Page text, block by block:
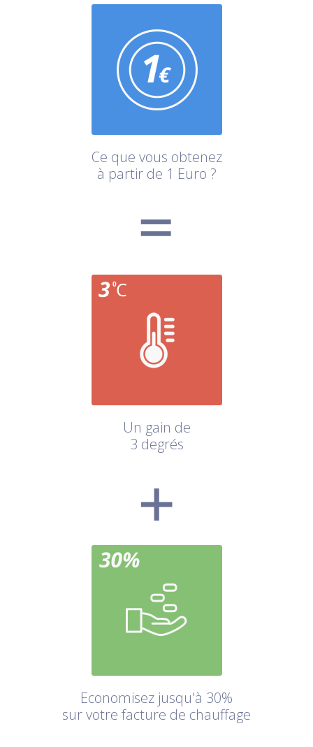
Ce que vous obtenez
à partir de 1 Euro ?
Un gain de
3 degrés
Economisez jusqu'à 30%
sur votre facture de chauffage